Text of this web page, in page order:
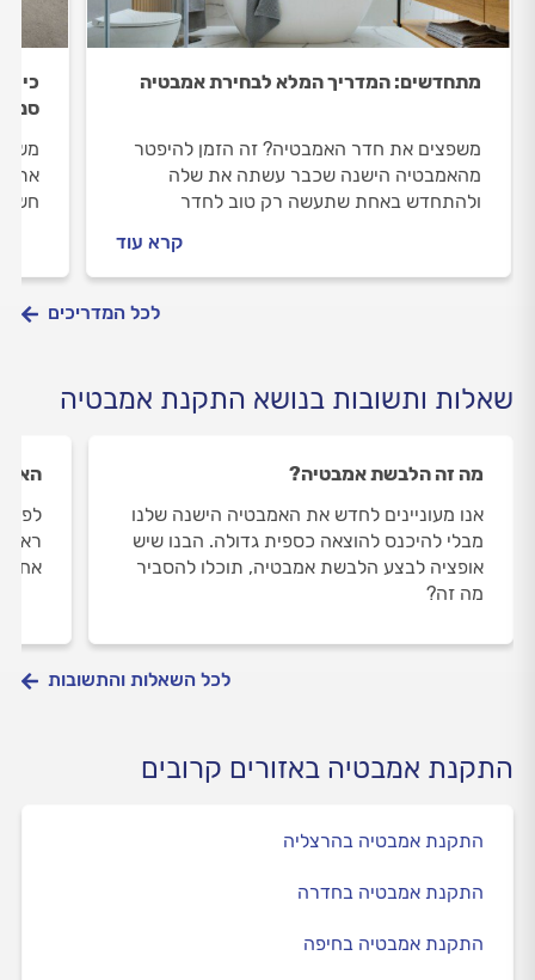
מתחדשים: המדריך המלא לבחירת אמבטיה
משפצים את חדר האמבטיה? זה הזמן להיפטר
מהאמבטיה הישנה שכבר עשתה את שלה
ולהתחדש באחת שתעשה רק טוב לחדר
תתאימו את האמבטיה לצרכים שלכם והאם יש
משמעות לאחריות שמספקים לכם? כל התשובות
קרא עוד
את
לכל המדריכים
שאלות ותשובות בנושא התקנת אמבטיה
מה זה הלבשת אמבטיה?
אנו מעוניינים לחדש את האמבטיה הישנה שלנו
מבלי להיכנס להוצאה כספית גדולה. הבנו שיש
אופציה לבצע הלבשת אמבטיה, תוכלו להסביר
מה זה?
האם
לכל השאלות והתשובות
התקנת אמבטיה באזורים קרובים
התקנת אמבטיה בהרצליה
התקנת אמבטיה בחדרה
התקנת אמבטיה בחיפה